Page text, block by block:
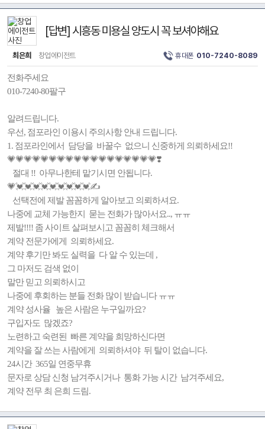
[답변] 시흥동 미용실 양도시 꼭 보셔야해요
최은희 창업에이전트 휴대폰 010-7240-8089
전화주세요
010-7240-80팔구
알려드립니다.
우선, 점포라인 이용시 주의사항 안내 드립니다.
1. 점포라인에서 담당을 바꿀수 없으니 신중하게 의뢰하세요!!
💗💗💗💗💗💗💗💗💗💗💗💗💗💗💗💗💗💗❣️
절대 !! 아무나한테 맡기시면 안됩니다.
💗💓💓💓💓💓💓💓💓💓✍️
선택전에 제발 꼼꼼하게 알아보고 의뢰하셔요.
나중에 교체 가능한지 묻는 전화가 많아서요.., ㅠㅠ
제발!!!! 좀 사이트 살펴보시고 꼼꼼히 체크해서
계약 전문가에게 의뢰하세요.
계약 후기만 봐도 실력을 다 알 수 있는데 ,
그 마저도 검색 없이
말만 믿고 의뢰하시고
나중에 후회하는 분들 전화 많이 받습니다 ㅠㅠ
계약 성사율 높은 사람은 누구일까요?
구입자도 많겠죠?
노련하고 숙련된 빠른 계약을 희망하신다면
계약을 잘 쓰는 사람에게 의뢰하셔야 뒤 탈이 없습니다.
24시간 365일 연중무휴
문자로 상담 신청 남겨주시거나 통화 가능 시간 남겨주세요,
계약 전무 최 은희 드림.